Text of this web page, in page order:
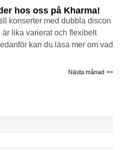
hos oss på Kharma!
konserter med dubbla discon
lika varierat och flexibelt
kan du läsa mer om vad
Nästa månad >>